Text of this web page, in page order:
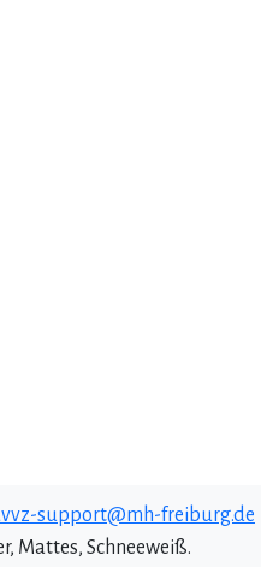
support@mh-freiburg.de
Mattes, Schneeweiß.